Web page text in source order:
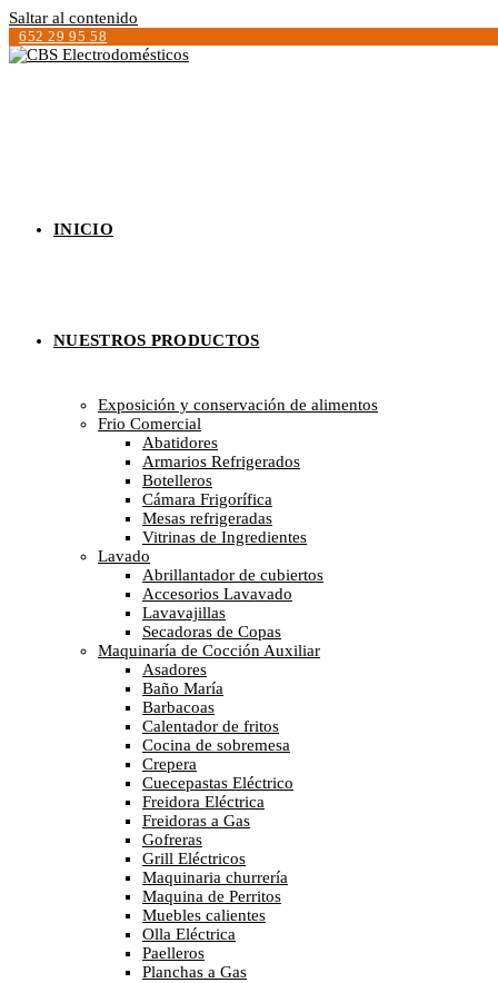
Saltar al contenido
652 29 95 58
INICIO
NUESTROS PRODUCTOS
Exposición y conservación de alimentos
Frio Comercial
Abatidores
Armarios Refrigerados
Botelleros
Cámara Frigorífica
Mesas refrigeradas
Vitrinas de Ingredientes
Lavado
Abrillantador de cubiertos
Accesorios Lavavado
Lavavajillas
Secadoras de Copas
Maquinaría de Cocción Auxiliar
Asadores
Baño María
Barbacoas
Calentador de fritos
Cocina de sobremesa
Crepera
Cuecepastas Eléctrico
Freidora Eléctrica
Freidoras a Gas
Gofreras
Grill Eléctricos
Maquinaria churrería
Maquina de Perritos
Muebles calientes
Olla Eléctrica
Paelleros
Planchas a Gas